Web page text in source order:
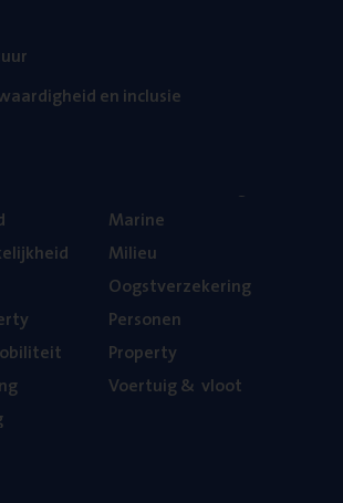
en inclusie
Mari­ne
Mili­eu
Oogst­ver­ze­ke­ring
Per­so­nen
Pro­per­ty
Voer­tuig& vloot